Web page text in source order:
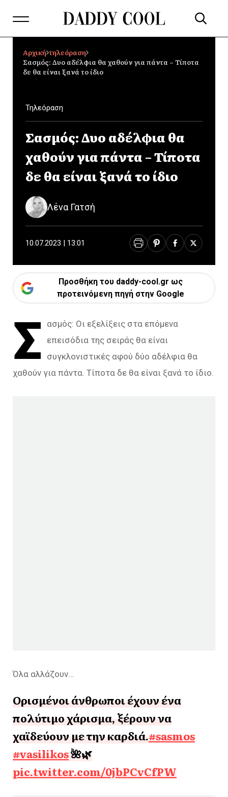
Αρχική τηλεόραση
Σασμός: Δυο αδέλφια θα χαθούν για πάντα – Τίποτα
δε θα είναι ξανά το ίδιο
Τηλεόραση
Σασμός: Δυο αδέλφια θα
χαθούν για πάντα – Τίποτα
δε θα είναι ξανά το ίδιο
Λένα Γατσή
10.07.2023 | 13:01
Προσθήκη του daddy-cool.gr ως
προτεινόμενη πηγή στην Google
Σ
ασμός: Οι εξελίξεις στα επόμενα
επεισόδια της σειράς θα είναι
συγκλονιστικές αφού δύο αδέλφια θα
χαθούν για πάντα. Τίποτα δε θα είναι ξανά το ίδιο.
Όλα αλλάζουν…
Ορισμένοι άνθρωποι έχουν ένα
πολύτιμο χάρισμα, ξέρουν να
χαϊδεύουν με την καρδιά.#sasmos
#vasilikos🌺🌿
pic.twitter.com/0jbPCvCfPW